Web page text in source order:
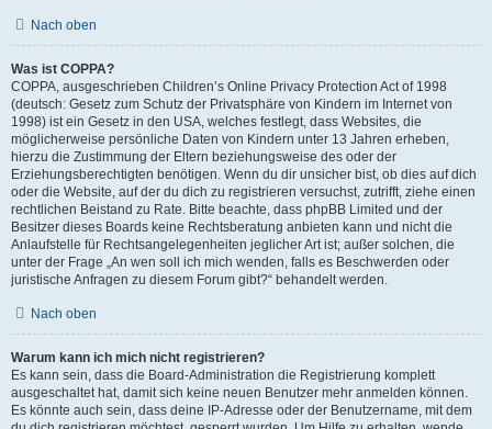
Nach oben
Was ist COPPA?
COPPA, ausgeschrieben Children’s Online Privacy Protection Act of 1998
(deutsch: Gesetz zum Schutz der Privatsphäre von Kindern im Internet von
1998) ist ein Gesetz in den USA, welches festlegt, dass Websites, die
möglicherweise persönliche Daten von Kindern unter 13 Jahren erheben,
hierzu die Zustimmung der Eltern beziehungsweise des oder der
Erziehungsberechtigten benötigen. Wenn du dir unsicher bist, ob dies auf dich
oder die Website, auf der du dich zu registrieren versuchst, zutrifft, ziehe einen
rechtlichen Beistand zu Rate. Bitte beachte, dass phpBB Limited und der
Besitzer dieses Boards keine Rechtsberatung anbieten kann und nicht die
Anlaufstelle für Rechtsangelegenheiten jeglicher Art ist; außer solchen, die
unter der Frage „An wen soll ich mich wenden, falls es Beschwerden oder
juristische Anfragen zu diesem Forum gibt?“ behandelt werden.
Nach oben
Warum kann ich mich nicht registrieren?
Es kann sein, dass die Board-Administration die Registrierung komplett
ausgeschaltet hat, damit sich keine neuen Benutzer mehr anmelden können.
Es könnte auch sein, dass deine IP-Adresse oder der Benutzername, mit dem